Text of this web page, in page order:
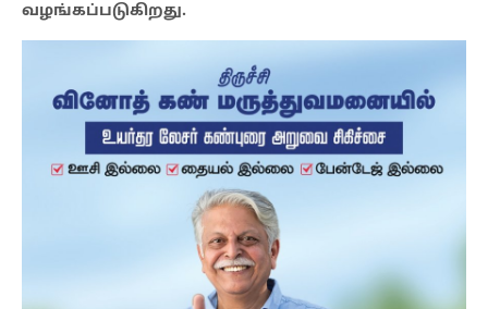
வழங்கப்படுகிறது.